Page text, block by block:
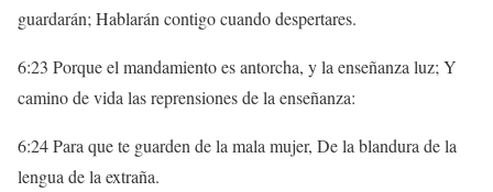
guardarán; Hablarán contigo cuando despertares.
6:23 Porque el mandamiento es antorcha, y la enseñanza luz; Y
camino de vida las reprensiones de la enseñanza:
6:24 Para que te guarden de la mala mujer, De la blandura de la
lengua de la extraña.